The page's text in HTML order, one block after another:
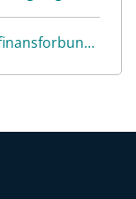
hovedavtalen-finans-norge---finansforbundet--2022-2023-avtalespeil.pdf